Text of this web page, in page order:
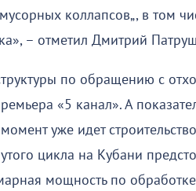
коллапсов„, в том
– отметил Дмитрий
по обращению с
«5 канал». А
уже идет
цикла на Кубани
мощность по